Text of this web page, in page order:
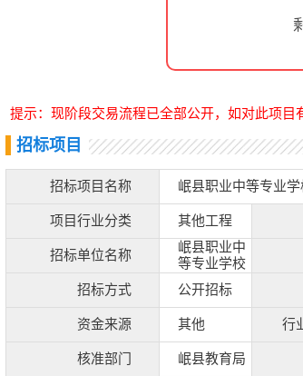
提示：现阶段交易流程已全部公开，如对此项目
招标项目
招标项目名称 岷县职业中等专业
项目行业分类 其他工程
招标单位名称
岷县职业中
等专业学校
招标方式 公开招标
资金来源 其他 行
核准部门 岷县教育局